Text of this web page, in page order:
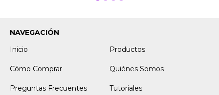
NAVEGACIÓN
Inicio
Productos
Cómo Comprar Quiénes Somos
Preguntas Frecuentes Tutoriales